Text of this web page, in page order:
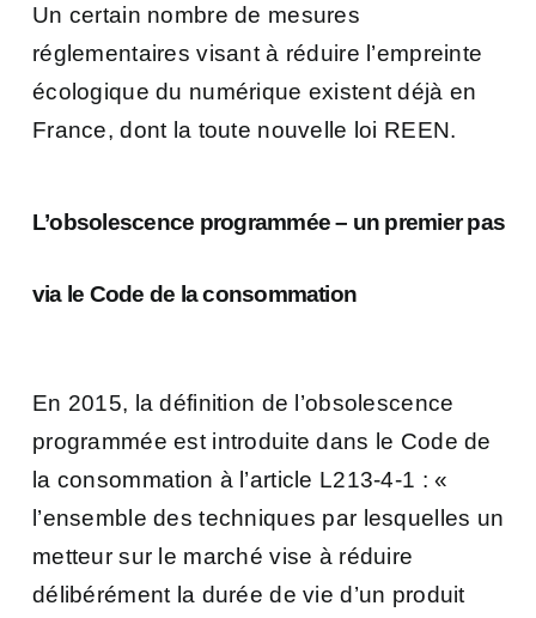
Un certain nombre de mesures
réglementaires visant à réduire l’empreinte
écologique du numérique existent déjà en
France, dont la toute nouvelle loi REEN.
L’obsolescence programmée – un premier pas
via le Code de la consommation
En 2015, la définition de l’obsolescence
programmée est introduite dans le Code de
la consommation à l’article L213-4-1 : «
l’ensemble des techniques par lesquelles un
metteur sur le marché vise à réduire
délibérément la durée de vie d’un produit